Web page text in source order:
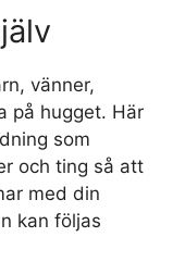
vänner,
på hugget. Här
som
och ting så att
med din
kan följas